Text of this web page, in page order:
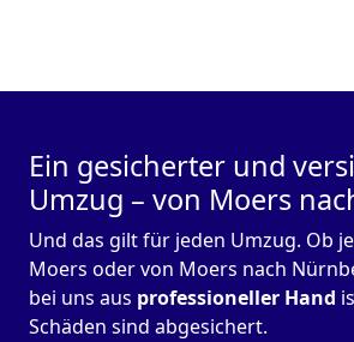
Ein gesicherter und
Umzug – von Moers
Und das gilt für jeden Umzug. Ob
Moers oder von Moers nach
bei uns aus professioneller Hand
Schäden sind abgesichert.